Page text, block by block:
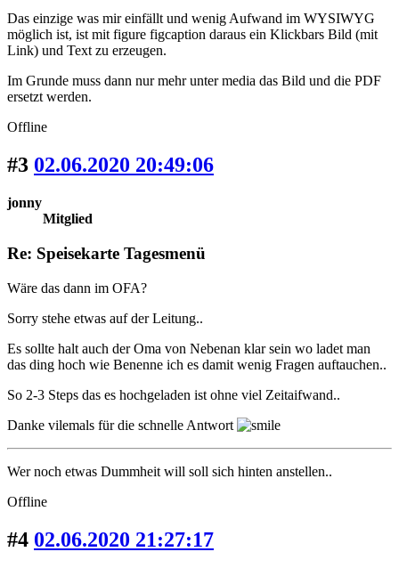
Das einzige was mir einfällt und wenig Aufwand im WYSIWYG
möglich ist, ist mit figure figcaption daraus ein Klickbars Bild (mit
Link) und Text zu erzeugen.
Im Grunde muss dann nur mehr unter media das Bild und die PDF
ersetzt werden.
Offline
#3 02.06.2020 20:49:06
jonny
Mitglied
Re: Speisekarte Tagesmenü
Wäre das dann im OFA?
Sorry stehe etwas auf der Leitung..
Es sollte halt auch der Oma von Nebenan klar sein wo ladet man
das ding hoch wie Benenne ich es damit wenig Fragen auftauchen..
So 2-3 Steps das es hochgeladen ist ohne viel Zeitaifwand..
Danke vilemals für die schnelle Antwort
Wer noch etwas Dummheit will soll sich hinten anstellen..
Offline
#4 02.06.2020 21:27:17